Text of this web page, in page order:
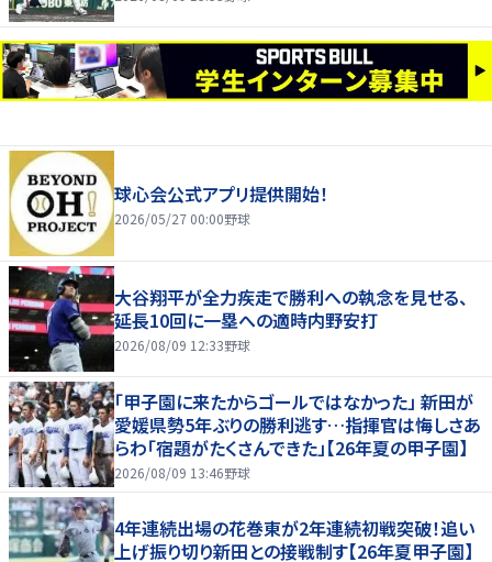
球心会公式アプリ提供開始！
2026/05/27 00:00野球
大谷翔平が全力疾走で勝利への執念を見せる、
延長10回に一塁への適時内野安打
2026/08/09 12:33野球
「甲子園に来たからゴールではなかった」 新田が
愛媛県勢5年ぶりの勝利逃す…指揮官は悔しさあ
らわ「宿題がたくさんできた」【26年夏の甲子園】
2026/08/09 13:46野球
4年連続出場の花巻東が2年連続初戦突破！追い
上げ振り切り新田との接戦制す【26年夏甲子園】